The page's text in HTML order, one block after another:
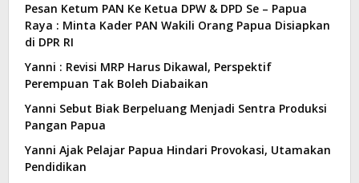
Pesan Ketum PAN Ke Ketua DPW & DPD Se – Papua
Raya : Minta Kader PAN Wakili Orang Papua Disiapkan
di DPR RI
Yanni : Revisi MRP Harus Dikawal, Perspektif
Perempuan Tak Boleh Diabaikan
Yanni Sebut Biak Berpeluang Menjadi Sentra Produksi
Pangan Papua
Yanni Ajak Pelajar Papua Hindari Provokasi, Utamakan
Pendidikan